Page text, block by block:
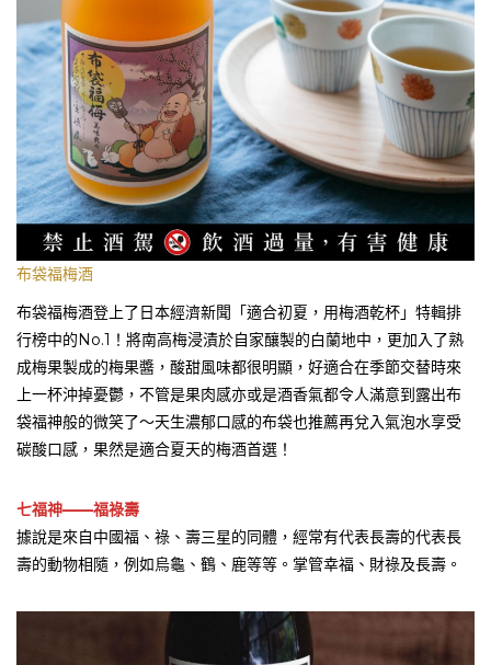
布袋福梅酒
布袋福梅酒登上了日本經濟新聞「適合初夏，用梅酒乾杯」特輯排
行榜中的No.1！將南高梅浸漬於自家釀製的白蘭地中，更加入了熟
成梅果製成的梅果醬，酸甜風味都很明顯，好適合在季節交替時來
上一杯沖掉憂鬱，不管是果肉感亦或是酒香氣都令人滿意到露出布
袋福神般的微笑了～天生濃郁口感的布袋也推薦再兌入氣泡水享受
碳酸口感，果然是適合夏天的梅酒首選！
七福神——福祿壽
據說是來自中國福、祿、壽三星的同體，經常有代表長壽的代表長
壽的動物相隨，例如烏龜、鶴、鹿等等。掌管幸福、財祿及長壽。